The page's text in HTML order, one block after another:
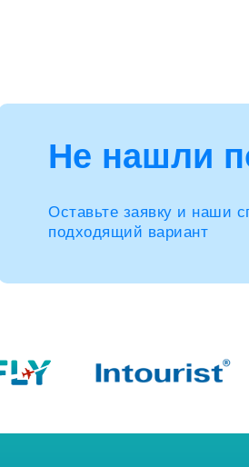
Оставьте заявку и наши
подходящий вариант
Не нашли